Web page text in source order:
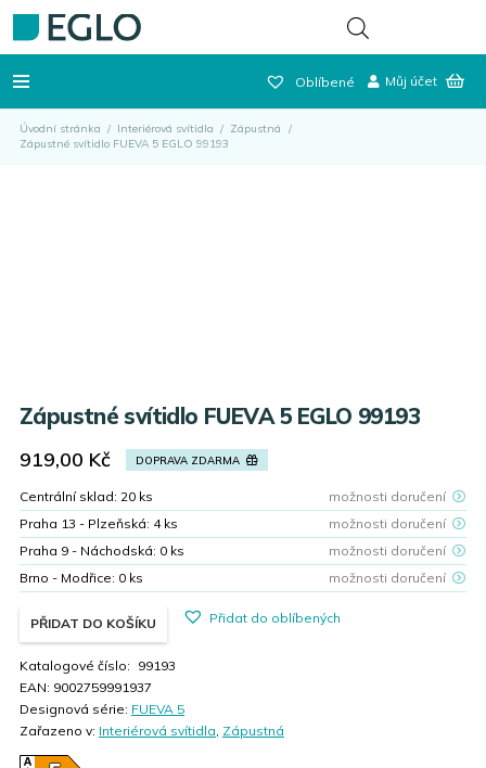
Oblíbené Můj účet
Úvodní stránka / Interiérová svítidla / Zápustná
/
Zápustné svítidlo FUEVA 5 EGLO 99193
Zápustné svítidlo FUEVA 5 EGLO 99193
919,00 Kč DOPRAVA ZDARMA
Centrální sklad: 20 ks
možnosti doručení
Praha 13 - Plzeňská: 4ks
možnosti doručení
Praha 9 - Náchodská: 0 ks
možnosti doručení
Brno - Modřice: 0 ks možnosti doručení
PŘIDAT DO KOŠÍKU Přidat do oblíbených
Katalogové číslo: 99193
EAN: 9002759991937
Designová série: FUEVA 5
Zařazeno v: Interiérová svítidla, Zápustná